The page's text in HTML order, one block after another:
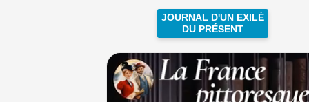
JOURNAL D'UN EXILÉ
DU PRÉSENT